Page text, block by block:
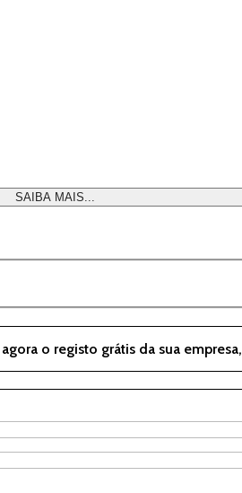
SAIBA MAIS...
o registo grátis da sua